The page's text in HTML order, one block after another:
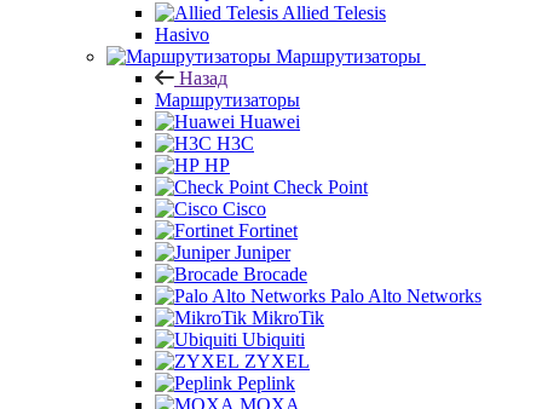
Allied Telesis
Hasivo
Маршрутизаторы
Назад
Маршрутизаторы
Huawei
H3C
HP
Check Point
Cisco
Fortinet
Juniper
Brocade
Palo Alto Networks
MikroTik
Ubiquiti
ZYXEL
Peplink
MOXA